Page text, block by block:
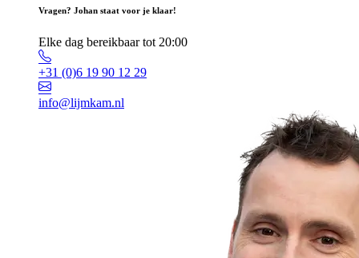
Vragen? Johan staat voor je klaar!
Elke dag bereikbaar tot 20:00
+31 (0)6 19 90 12 29
info@lijmkam.nl